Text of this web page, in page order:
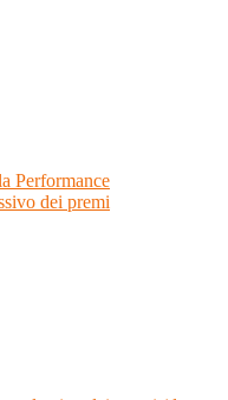
Performance
dei premi